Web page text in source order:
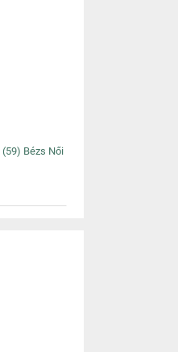
(59) Bézs Női